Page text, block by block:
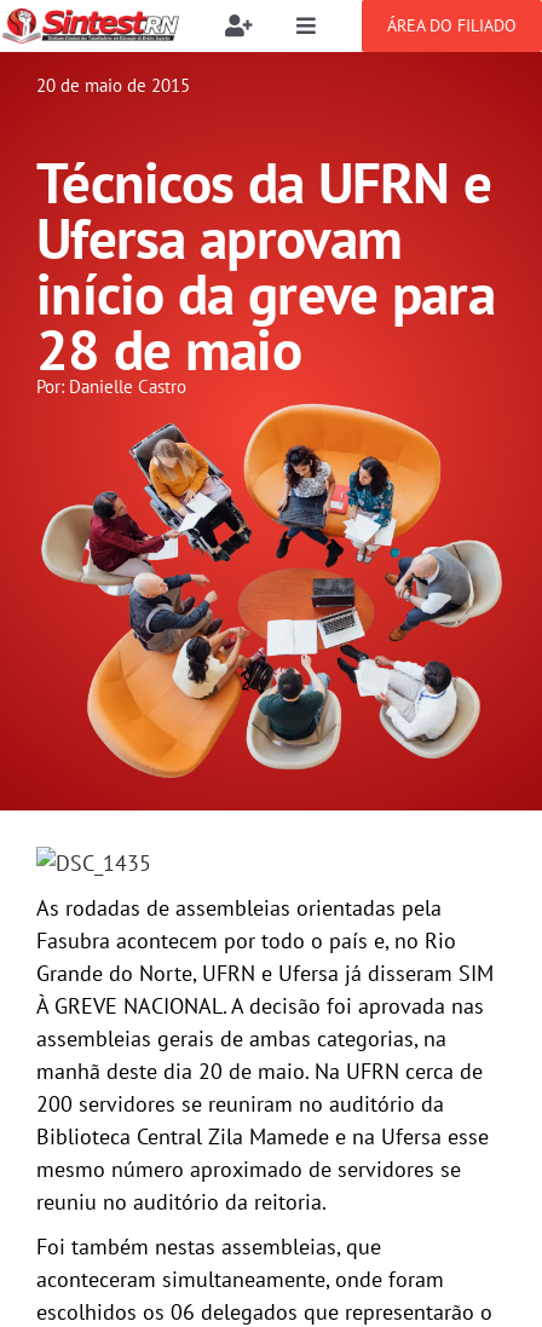
Ir
para
Toggle
Buscar
resultados
Filie-se
Benefícios
Setor jurídico
Toggle
SOBRE
NOTÍCIAS
PUBLICAÇÕES
CONGRESSOS
DOCUMENTOS
GALERIA
ÁREA DO FILIADO
20 de maio de 2015
Técnicos da UFRN e
Ufersa aprovam
início da greve para
28 de maio
Por: Danielle Castro
As rodadas de assembleias orientadas pela
Fasubra acontecem por todo o país e, no Rio
Grande do Norte, UFRN e Ufersa já disseram SIM
À GREVE NACIONAL.A decisão foi aprovada nas
assembleias gerais de ambas categorias, na
manhã deste dia 20 de maio. Na UFRN cerca de
200 servidores se reuniram no auditório da
Biblioteca Central Zila Mamede e na Ufersa esse
mesmo número aproximado de servidores se
reuniu no auditório da reitoria.
Foi também nestas assembleias, que
aconteceram simultaneamente, onde foram
escolhidos os 06 delegados que representarão o